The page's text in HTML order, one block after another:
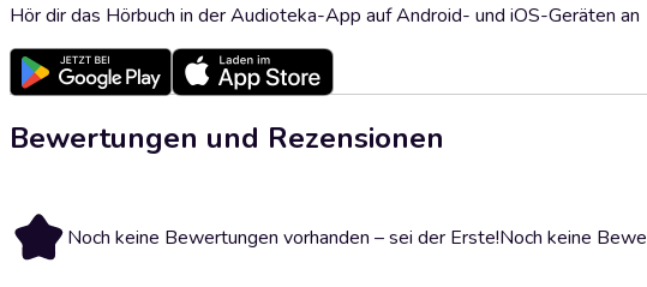
Hör dir das Hörbuch in der Audioteka-App auf Android- und iOS-Geräten an
Bewertungen und Rezensionen
Noch keine Bewertungen vorhanden – sei der Erste!Noch keine